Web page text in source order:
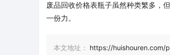
废品回收价格表瓶子虽然种类繁多，
一份力。
本文地址：
https://huishouren.com/